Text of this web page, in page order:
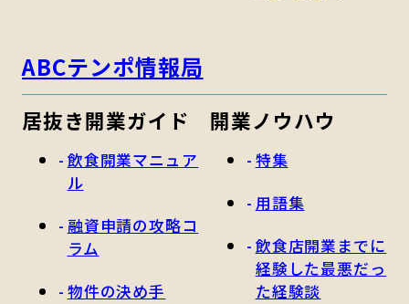
ABCテンポ情報局
居抜き開業ガイド
飲食開業マニュア
ル
融資申請の攻略コ
ラム
物件の決め手
開業ノウハウ
特集
用語集
飲食店開業までに
経験した最悪だっ
た経験談